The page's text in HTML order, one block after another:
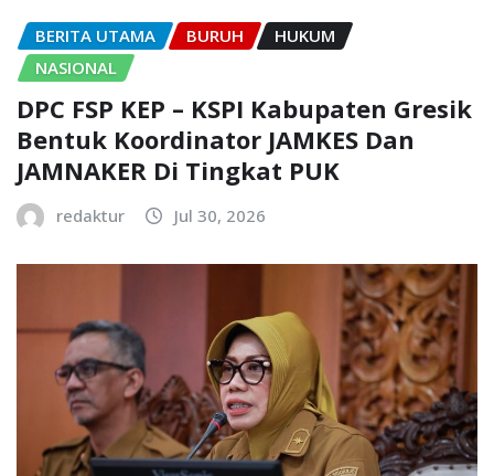
BERITA UTAMA BURUH
HUKUM
NASIONAL
DPC FSP KEP – KSPI Kabupaten Gresik
Bentuk Koordinator JAMKES Dan
JAMNAKER Di Tingkat PUK
redaktur Jul 30, 2026